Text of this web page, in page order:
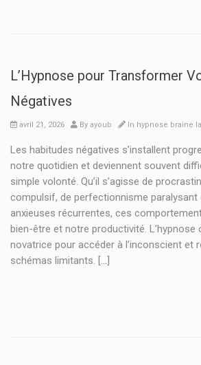
L’Hypnose pour Transformer
Négatives
avril 21, 2026 By ayoub In hypnose braine
Les habitudes négatives s’installent
notre quotidien et deviennent souvent
simple volonté. Qu’il s’agisse de
compulsif, de perfectionnisme paralysant
anxieuses récurrentes, ces
bien-être et notre productivité.
novatrice pour accéder à l’inconscient et
schémas limitants. […]